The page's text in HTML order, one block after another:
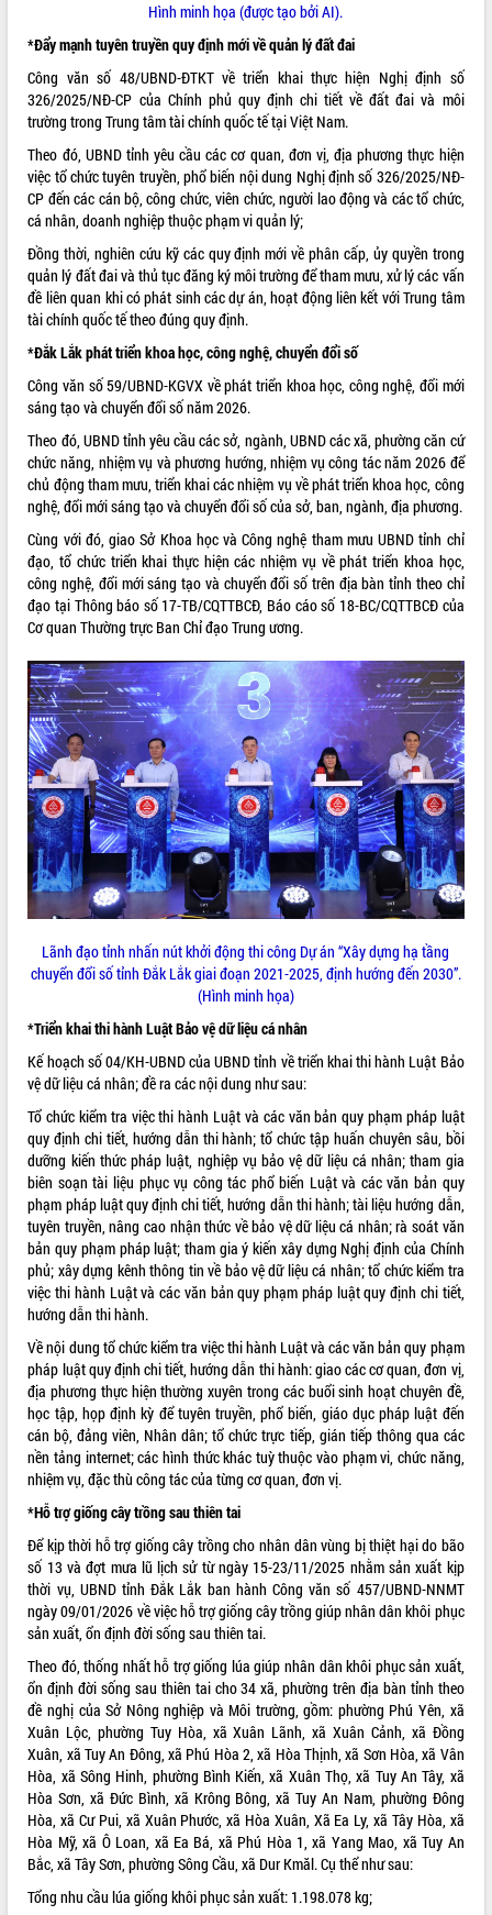
Khám bệnh, cấp phát thuốc miễn phí
và tặng quà người dân xã Cư Pui
Hội nghị UBND tỉnh Đắk Lắk thường kỳ
tháng 7/2026
Lễ truy tặng danh hiệu “Bà Mẹ Việt
Nam Anh hùng” và trao Huân chương
Lao động
UBND tỉnh Đắk Lắk triển khai nhiệm
vụ 6 tháng cuối năm 2026
Kỳ họp thứ Hai, Hội đồng nhân dân
tỉnh khóa XI quyết nghị nhiều nội dung
quan trọng
Bí thư Tỉnh ủy Lương Nguyễn Minh
Triết thăm, tặng quà người có công với
cách mạng
Rà soát, hoàn thiện hệ thống thiết chế
văn hóa, thể thao đáp ứng yêu cầu
phát triển mới
Thường trực HĐND tỉnh Đắk Lắk gặp
mặt Đoàn chuyên gia y tế TP. Hồ Chí
Minh
Lễ truy điệu và an táng hài cốt liệt sĩ
tại Nghĩa trang Liệt sĩ xã Sơn Hòa
Bàn giải pháp tháo gỡ khó khăn trong
xuất khẩu sầu riêng và triển khai quy
Thứ trưởng Bộ Nông nghiệp và Môi
trường Nguyễn Hoàng Hiệp khảo sát
vùng trồng và doanh nghiệp đóng gói
sầu riêng tại Đắk Lắk
Trình diễn nghệ thuật chế biến các
món ăn từ sầu riêng
Đắk Lắk công bố Quy hoạch và xúc
tiến đầu tư tỉnh
Ngành cá ngừ Đắk Lắk chủ động thích
ứng để giữ vững thị trường xuất khẩu
Diễn đàn Kinh tế tư nhân Việt Nam đột
phá cơ chế - Hợp tác công tư
Đề án 06 tạo bước ngoặt đột phá trong
cải cách hành chính tỉnh Đắk Lắk
Kết nối tour, đẩy mạnh chuyển đổi số
để phát triển du lịch Đắk Lắk
Khởi động Dự án Đầu tư xây dựng hạ
tầng kỹ thuật Cụm công nghiệp Tân
Tiến
Gặp mặt các cơ quan báo chí nhân Kỷ
niệm 101 năm Ngày Báo chí Cách
mạng Việt Nam
Đắk Lắk sơ kết 4 năm triển khai thực
hiện Đề án 06 của Chính phủ
Họp báo thông tin về Hội nghị Công bố
Quy hoạch và Xúc tiến đầu tư tỉnh Đắk
Lắk
giải ngân vốn khắc phục thiên tai
HĐND tỉnh thông qua điều chỉnh Quy
hoạch tỉnh thời kỳ 2021-2030
Hội thảo góp ý hồ sơ điều chỉnh quy
hoạch tỉnh Đắk Lắk thời kỳ 2021-2030,
tầm nhìn đến năm 2050
Nâng cao hiệu quả hoạt động của các
doanh nghiệp nhà nước
Hội nghị triển khai kết nối mạng
truyền số liệu chuyên dùng phục vụ cơ
quan Đảng, Nhà nước
Lễ phát động chuỗi hoạt động chung
tay làm sạch môi trường
Xã Ea Kar bước chuyển mình trong
công tác cải cách hành chính mô hình
mới
UBND tỉnh họp báo định kỳ tháng 4
năm 2026
Hội thảo khoa học “Giải pháp thúc đẩy
phát triển nền kinh tế xanh tại tỉnh
Đắk Lắk”
Tăng cường giám sát, đôn đốc thực
hiện nhiệm vụ quản lý tài sản công
hàng tuần
ALBUM ẢNH
LIÊN KẾT WEB
THỐNG KÊ TRUY CẬP
Hôm nay: 28092
Tất cả: 66073415
Hình minh họa (được tạo bởi AI).
*Đẩy mạnh tuyên truyền quy định mới về quản lý đất đai
Công văn số 48/UBND-ĐTKTvề triển khai thực hiện Nghị định số
326/2025/NĐ-CP của Chính phủ quy định chi tiết về đất đai và môi
trường trong Trung tâm tài chính quốc tế tại Việt Nam.
Theo đó, UBND tỉnh yêu cầu các cơ quan, đơn vị, địa phương thực hiện
việc tổ chức tuyên truyền, phổ biến nội dung Nghị định số 326/2025/NĐ-
CP đến các cán bộ, công chức, viên chức, người lao động và các tổ chức,
cá nhân, doanh nghiệp thuộc phạm vi quản lý;
Đồng thời, nghiên cứu kỹ các quy định mới về phân cấp, ủy quyền trong
quản lý đất đai và thủ tục đăng ký môi trường để tham mưu, xử lý các vấn
đề liên quan khi có phát sinh các dự án, hoạt động liên kết với Trung tâm
tài chính quốc tế theo đúng quy định.
*Đắk Lắk phát triển khoa học, công nghệ, chuyển đổi số
Công văn số59/UBND-KGVX về phát triển khoa học, công nghệ, đổi mới
sáng tạo và chuyển đổi số năm 2026.
Theo đó, UBND tỉnh yêu cầu các sở, ngành, UBND các xã, phường căn cứ
chức năng, nhiệm vụ và phương hướng, nhiệm vụ công tác năm 2026 để
chủ động tham mưu, triển khai các nhiệm vụ về phát triển khoa học, công
nghệ, đổi mới sáng tạo và chuyển đổi số của sở, ban, ngành, địa phương.
Cùng với đó, giao Sở Khoa học và Công nghệ tham mưu UBND tỉnh chỉ
đạo, tổ chức triển khai thực hiện các nhiệm vụ về phát triển khoa học,
công nghệ, đổi mới sáng tạo và chuyển đổi số trên địa bàn tỉnh theo chỉ
đạo tại Thông báo số 17-TB/CQTTBCĐ, Báo cáo số 18-BC/CQTTBCĐ của
Cơ quan Thường trực Ban Chỉ đạo Trung ương.
Lãnh đạo tỉnh nhấn nút khởi động thi công Dự án “Xây dựng hạ tầng
chuyển đổi số tỉnh Đắk Lắk giai đoạn 2021-2025, định hướng đến 2030”.
(Hình minh họa)
*Triển khai thi hành Luật Bảo vệ dữ liệu cá nhân
Kế hoạch số 04/KH-UBND của UBND tỉnh về triển khai thi hành Luật Bảo
vệ dữ liệu cá nhân; đề ra các nội dung như sau:
Tổ chức kiểm tra việc thi hành Luật và các văn bản quy phạm pháp luật
quy định chi tiết, hướng dẫn thi hành; tổ chức tập huấn chuyên sâu, bồi
dưỡng kiến thức pháp luật, nghiệp vụ bảo vệ dữ liệu cá nhân; tham gia
biên soạn tài liệu phục vụ công tác phổ biến Luật và các văn bản quy
phạm pháp luật quy định chi tiết, hướng dẫn thi hành; tài liệu hướng dẫn,
tuyên truyền, nâng cao nhận thức về bảo vệ dữ liệu cá nhân; rà soát văn
bản quy phạm pháp luật; tham gia ý kiến xây dựng Nghị định của Chính
phủ; xây dựng kênh thông tin về bảo vệ dữ liệu cá nhân; tổ chức kiểm tra
việc thi hành Luật và các văn bản quy phạm pháp luật quy định chi tiết,
hướng dẫn thi hành.
Về nội dung tổ chức kiểm tra việc thi hành Luật và các văn bản quy phạm
pháp luật quy định chi tiết, hướng dẫn thi hành: giao các cơ quan, đơn vị,
địa phương thực hiện thường xuyên trong các buổi sinh hoạt chuyên đề,
học tập, họp định kỳ để tuyên truyền, phổ biến, giáo dục pháp luật đến
cán bộ, đảng viên, Nhân dân; tổ chức trực tiếp, gián tiếp thông qua các
nền tảng internet; các hình thức khác tuỳ thuộc vào phạm vi, chức năng,
nhiệm vụ, đặc thù công tác của từng cơ quan, đơn vị.
*Hỗ trợ giống cây trồng sau thiên tai
Để kịp thời hỗ trợ giống cây trồng cho nhân dân vùng bị thiệt hại do bão
số 13 và đợt mưa lũ lịch sử từ ngày 15-23/11/2025 nhằm sản xuất kịp
thời vụ, UBND tỉnh Đắk Lắk ban hành Công văn số 457/UBND-NNMT
ngày 09/01/2026 về việc hỗ trợ giống cây trồng giúp nhân dân khôi phục
sản xuất, ổn định đời sống sau thiên tai.
Theo đó, thống nhất hỗ trợ giống lúa giúp nhân dân khôi phục sản xuất,
ổn định đời sống sau thiên tai cho 34 xã, phường trên địa bàn tỉnh theo
đề nghị của Sở Nông nghiệp và Môi trường, gồm: phường Phú Yên, xã
Xuân Lộc, phường Tuy Hòa, xã Xuân Lãnh, xã Xuân Cảnh, xã Đồng
Xuân, xã Tuy An Đông, xã Phú Hòa 2, xã Hòa Thịnh, xã Sơn Hòa, xã Vân
Hòa, xã Sông Hinh, phường Bình Kiến, xã Xuân Thọ, xã Tuy An Tây, xã
Hòa Sơn, xã Đức Bình, xã Krông Bông, xã Tuy An Nam, phường Đông
Hòa, xã Cư Pui, xã Xuân Phước, xã Hòa Xuân, Xã Ea Ly, xã Tây Hòa, xã
Hòa Mỹ, xã Ô Loan, xã Ea Bá, xã Phú Hòa 1, xã Yang Mao, xã Tuy An
Bắc, xã Tây Sơn, phường Sông Cầu, xã Dur Kmăl. Cụ thể như sau:
Tổng nhu cầu lúa giống khôi phục sản xuất: 1.198.078 kg;